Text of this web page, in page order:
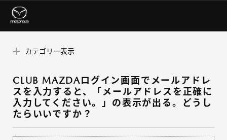
カテゴリー表示
CLUB MAZDAログイン画面でメールアドレ
スを入力すると、「メールアドレスを正確に
入力してください。」の表示が出る。どうし
たらいいですか？